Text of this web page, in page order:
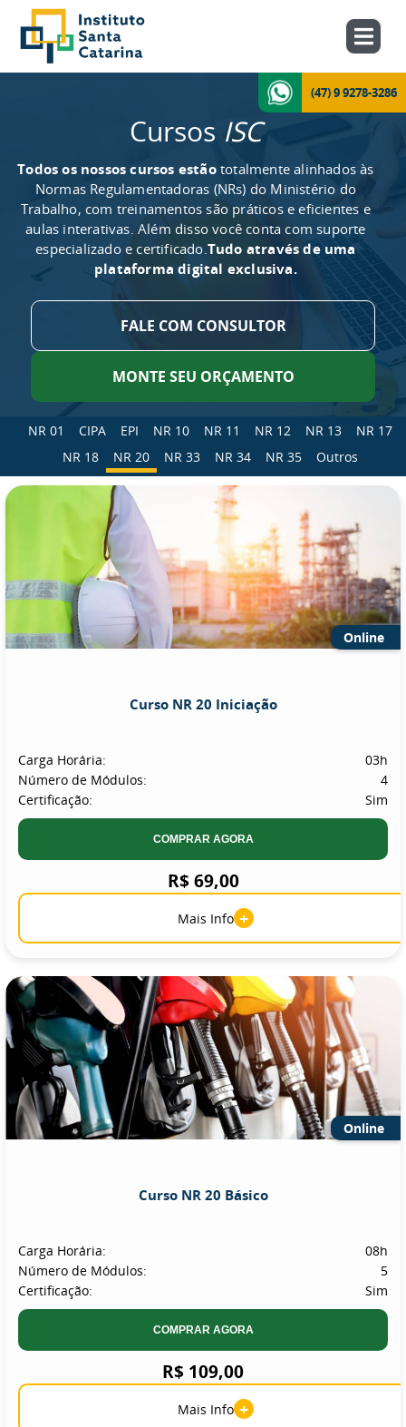
(47) 9 9278-3286
Cursos ISC
Todos os nossos cursos estãototalmente alinhados às
Normas Regulamentadoras (NRs) do Ministério do
Trabalho, com treinamentos são práticos e eficientes e
aulas interativas. Além disso você conta com suporte
especializado e certificado.Tudo através de uma
plataforma digital exclusiva.
FALE COM CONSULTOR
MONTE SEU ORÇAMENTO
NR 01 CIPA EPI NR 10 NR 11 NR 12 NR 13
NR 17
NR 18
NR 20 NR 33 NR 34 NR 35 Outros
Online
Curso NR 20 Iniciação
Carga Horária:
03h
Número de Módulos:
4
Certificação:
Sim
COMPRAR AGORA
R$ 69,00
Mais Info +
Online
Curso NR 20 Básico
Carga Horária:
08h
Número de Módulos:
5
Certificação:
Sim
COMPRAR AGORA
R$ 109,00
Mais Info +